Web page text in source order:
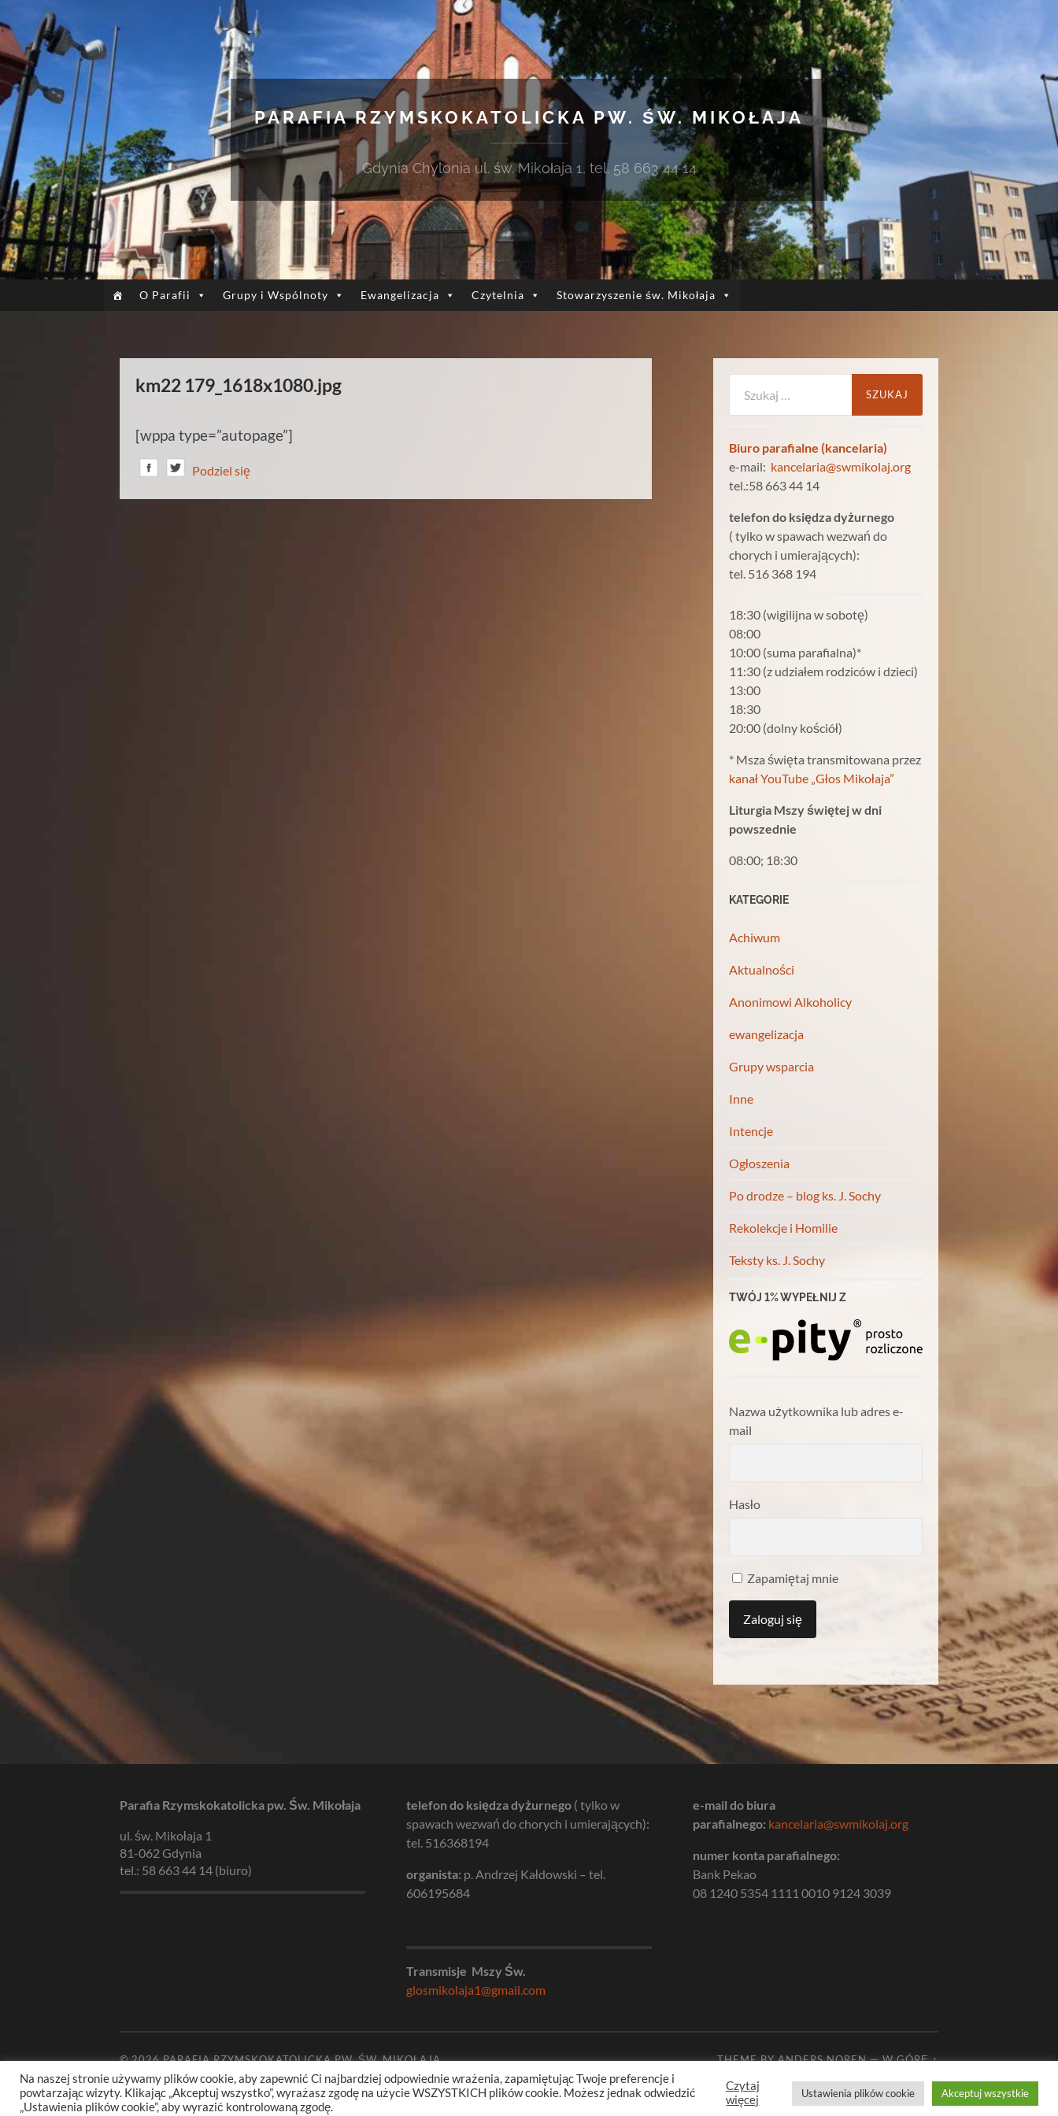
PARAFIA RZYMSKOKATOLICKA PW. ŚW. MIKOŁAJA
Gdynia Chylonia ul. św. Mikołaja 1, tel. 58 663 44 14
O Parafii Grupy i Wspólnoty Ewangelizacja Czytelnia Stowarzyszenie św. Mikołaja
km22 179_1618x1080.jpg
[wppa type=”autopage”]
Podziel się
Biuro parafialne (kancelaria)
e-mail: kancelaria@swmikolaj.org
tel.:58 663 44 14
telefon do księdza dyżurnego
( tylko w spawach wezwań do
chorych i umierających):
tel. 516 368 194
18:30 (wigilijna w sobotę)
08:00
10:00 (suma parafialna)*
11:30 (z udziałem rodziców i dzieci)
13:00
18:30
20:00 (dolny kościół)
* Msza święta transmitowana przez
kanał YouTube „Głos Mikołaja”
Liturgia Mszy świętej w dni
powszednie
08:00; 18:30
KATEGORIE
Achiwum
Aktualności
Anonimowi Alkoholicy
ewangelizacja
Grupy wsparcia
Inne
Intencje
Ogłoszenia
Po drodze – blog ks. J. Sochy
Rekolekcje i Homilie
Teksty ks. J. Sochy
TWÓJ 1% WYPEŁNIJ Z
Nazwa użytkownika lub adres e-
mail
Hasło
Zapamiętaj mnie
Parafia Rzymskokatolicka pw. Św. Mikołaja
ul. św. Mikołaja 1
81-062 Gdynia
tel.: 58 663 44 14 (biuro)
telefon do księdza dyżurnego ( tylko w
spawach wezwań do chorych i umierających):
tel. 516368194
organista: p. Andrzej Kałdowski – tel.
606195684
Transmisje Mszy Św.
glosmikolaja1@gmail.com
e-mail do biura
parafialnego: kancelaria@swmikolaj.org
numer konta parafialnego:
Bank Pekao
08 1240 5354 1111 0010 9124 3039
© 2026PARAFIA RZYMSKOKATOLICKA PW. ŚW. MIKOŁAJA THEME BYANDERS NOREN—W GÓRĘ ↑
Na naszej stronie używamy plików cookie, aby zapewnić Ci najbardziej odpowiednie wrażenia, zapamiętując Twoje preferencje i
powtarzając wizyty. Klikając „Akceptuj wszystko”, wyrażasz zgodę na użycie WSZYSTKICH plików cookie. Możesz jednak odwiedzić
„Ustawienia plików cookie”, aby wyrazić kontrolowaną zgodę.
Czytaj
więcej
Ustawienia plików cookie Akceptuj wszystkie